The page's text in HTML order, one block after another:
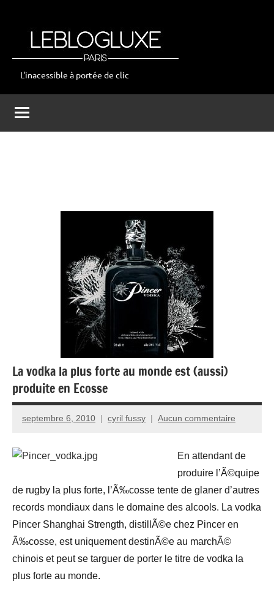
leblogluxe
L'inacessible à portée de clic
La vodka la plus forte au monde est (aussi)
produite en Ecosse
septembre 6, 2010 cyril fussy Aucun commentaire
En attendant de
produire l’Ã©quipe
de rugby la plus forte, l’Ã‰cosse tente de glaner d’autres
records mondiaux dans le domaine des alcools. La vodka
Pincer Shanghai Strength, distillÃ©e chez Pincer en
Ã‰cosse, est uniquement destinÃ©e au marchÃ©
chinois et peut se targuer de porter le titre de vodka la
plus forte au monde.